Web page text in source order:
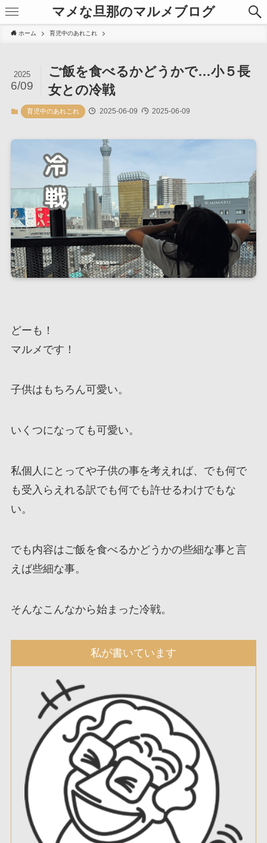
マメな旦那のマルメブログ
ホーム 育児中のあれこれ
ご飯を食べるかどうかで…小５長
女との冷戦
2025
6/09
育児中のあれこれ 2025-06-09 2025-06-09
どーも！
マルメです！
子供はもちろん可愛い。
いくつになっても可愛い。
私個人にとってや子供の事を考えれば、でも何で
も受入らえれる訳でも何でも許せるわけでもな
い。
でも内容はご飯を食べるかどうかの些細な事と言
えば些細な事。
そんなこんなから始まった冷戦。
私が書いています